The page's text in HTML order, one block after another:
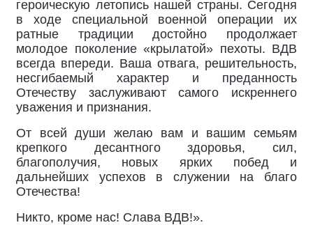
героическую летопись нашей страны. Сегодня
в ходе специальной военной операции их
ратные традиции достойно продолжает
молодое поколение «крылатой» пехоты. ВДВ
всегда впереди. Ваша отвага, решительность,
несгибаемый характер и преданность
Отечеству заслуживают самого искреннего
уважения и признания.
От всей души желаю вам и вашим семьям
крепкого десантного здоровья, сил,
благополучия, новых ярких побед и
дальнейших успехов в служении на благо
Отечества!
Никто, кроме нас! Слава ВДВ!».